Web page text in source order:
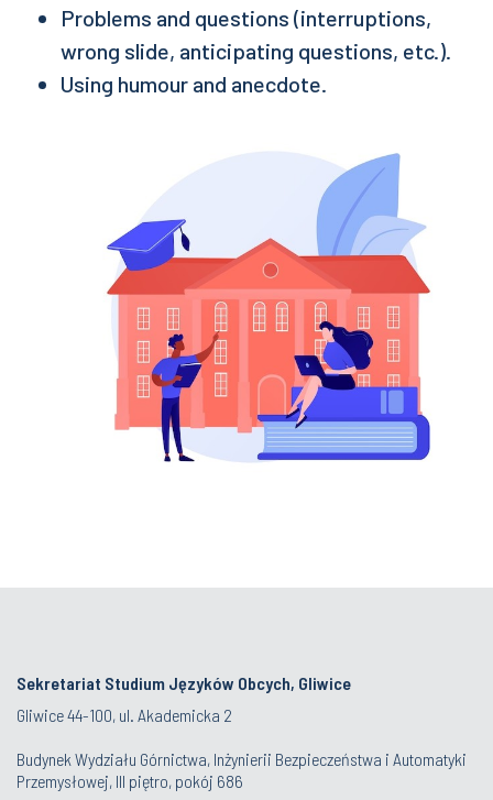
Problems and questions (interruptions,
wrong slide, anticipating questions, etc.).
Using humour and anecdote.
Sekretariat Studium Języków Obcych, Gliwice
Gliwice 44-100, ul. Akademicka 2
Budynek Wydziału Górnictwa, Inżynierii Bezpieczeństwa i Automatyki
Przemysłowej, III piętro, pokój 686